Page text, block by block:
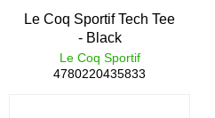
Le Coq Sportif Tech Tee
- Black
Le Coq Sportif
4780220435833